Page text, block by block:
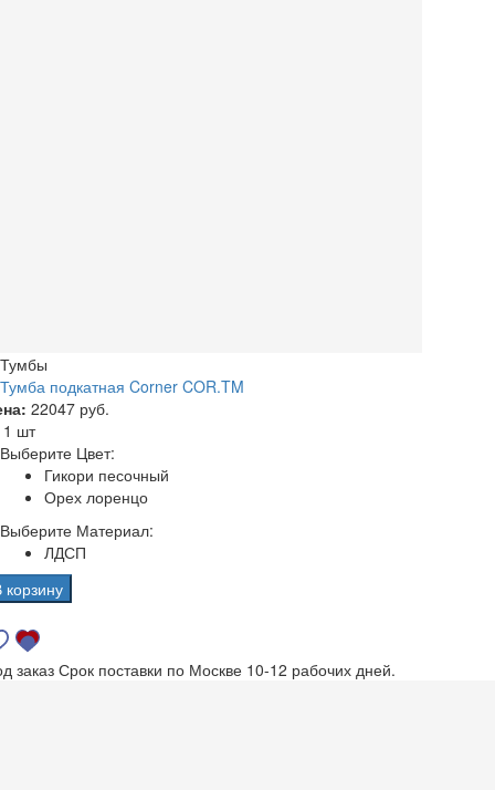
Тумбы
Тумба подкатная Corner COR.TM
22047 руб.
1 шт
Выберите Цвет:
Гикори песочный
Орех лоренцо
Выберите Материал:
ЛДСП
корзину
заказ Срок поставки по Москве 10-12 рабочих дней.